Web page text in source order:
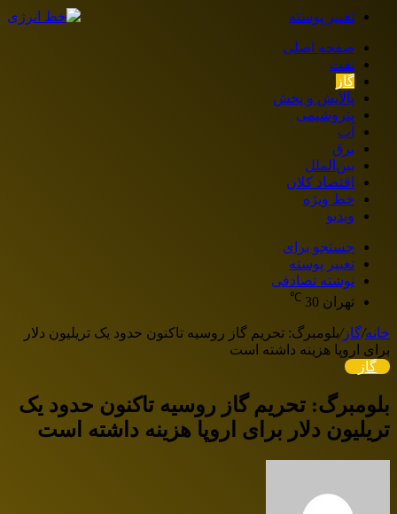
تغییر پوسته
صفحه اصلی
نفت
گاز
پالایش و پخش
پتروشیمی
آب
برق
بین‌الملل
اقتصاد کلان
خط ویژه
ویدیو
جستجو برای
تغییر پوسته
نوشته تصادفی
تهران 30
℃
خانه/گاز/بلومبرگ: تحریم گاز روسیه تاکنون حدود یک تریلیون دلار
برای اروپا هزینه داشته است
گاز
بلومبرگ: تحریم گاز روسیه تاکنون حدود یک
تریلیون دلار برای اروپا هزینه داشته است